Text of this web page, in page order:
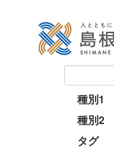
種別1
種別2
タグ